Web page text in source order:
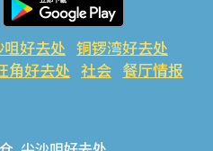
咀好去处 铜锣湾好去处
角好去处 社会 餐厅情报